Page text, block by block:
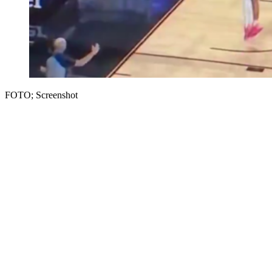
FOTO; Screenshot